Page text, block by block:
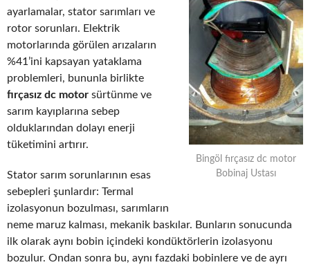
Bingöl fırçasız dc motor
Bobinaj Ustası
ayarlamalar, stator sarımları ve
rotor sorunları. Elektrik
motorlarında görülen arızaların
%41’ini kapsayan yataklama
problemleri, bununla birlikte
fırçasız dc motor sürtünme ve
sarım kayıplarına sebep
olduklarından dolayı enerji
tüketimini artırır.
Stator sarım sorunlarının esas
sebepleri şunlardır: Termal
izolasyonun bozulması, sarımların
neme maruz kalması, mekanik baskılar. Bunların sonucunda
ilk olarak aynı bobin içindeki kondüktörlerin izolasyonu
bozulur. Ondan sonra bu, aynı fazdaki bobinlere ve de ayrı